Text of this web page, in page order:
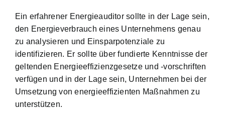
Ein erfahrener Energieauditor sollte in der Lage sein,
den Energieverbrauch eines Unternehmens genau
zu analysieren und Einsparpotenziale zu
identifizieren. Er sollte über fundierte Kenntnisse der
geltenden Energieeffizienzgesetze und -vorschriften
verfügen und in der Lage sein, Unternehmen bei der
Umsetzung von energieeffizienten Maßnahmen zu
unterstützen.